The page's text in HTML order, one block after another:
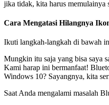
jika tidak, kita harus memulainya
Cara Mengatasi Hilangnya
Ikuti langkah-langkah di bawah
Mungkin itu saja yang bisa saya
Kami harap ini bermanfaat!
Windows 10? Sayangnya, kita
Saat Anda mengalami masalah